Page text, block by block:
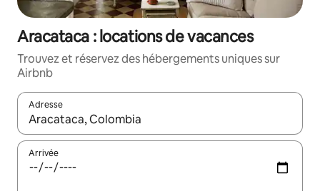
Aracataca : locations de vacances
Trouvez et réservez des hébergements uniques sur
Airbnb
Adresse
Lorsque les résultats s'affichent, utilisez les flèches vers le
Arrivée